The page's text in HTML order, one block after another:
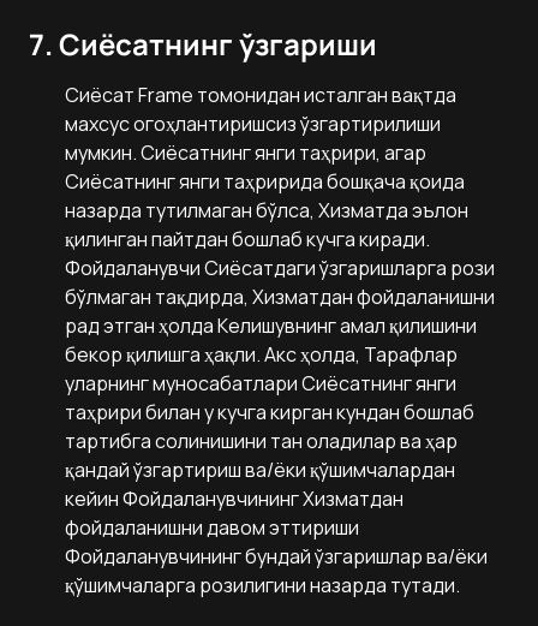
7. Сиёсатнинг ўзгариши
Сиёсат Frame томонидан исталган вақтда
махсус огоҳлантиришсиз ўзгартирилиши
мумкин. Сиёсатнинг янги таҳрири, агар
Сиёсатнинг янги таҳририда бошқача қоида
назарда тутилмаган бўлса, Хизматда эълон
қилинган пайтдан бошлаб кучга киради.
Фойдаланувчи Сиёсатдаги ўзгаришларга рози
бўлмаган тақдирда, Хизматдан фойдаланишни
рад этган ҳолда Келишувнинг амал қилишини
бекор қилишга ҳақли. Акс ҳолда, Тарафлар
уларнинг муносабатлари Сиёсатнинг янги
таҳрири билан у кучга кирган кундан бошлаб
тартибга солинишини тан оладилар ва ҳар
қандай ўзгартириш ва/ёки қўшимчалардан
кейин Фойдаланувчининг Хизматдан
фойдаланишни давом эттириши
Фойдаланувчининг бундай ўзгаришлар ва/ёки
қўшимчаларга розилигини назарда тутади.